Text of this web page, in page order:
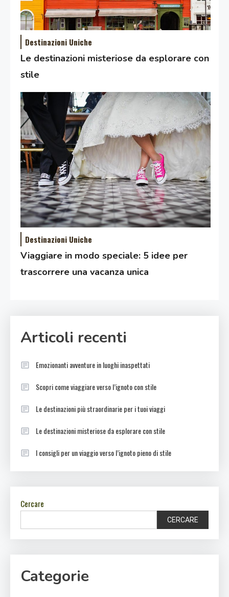
Destinazioni Uniche
Le destinazioni misteriose da esplorare con
stile
Destinazioni Uniche
Viaggiare in modo speciale: 5 idee per
trascorrere una vacanza unica
Articoli recenti
Emozionanti avventure in luoghi inaspettati
Scopri come viaggiare verso l’ignoto con stile
Le destinazioni più straordinarie per i tuoi viaggi
Le destinazioni misteriose da esplorare con stile
I consigli per un viaggio verso l’ignoto pieno di stile
Cercare
CERCARE
Categorie